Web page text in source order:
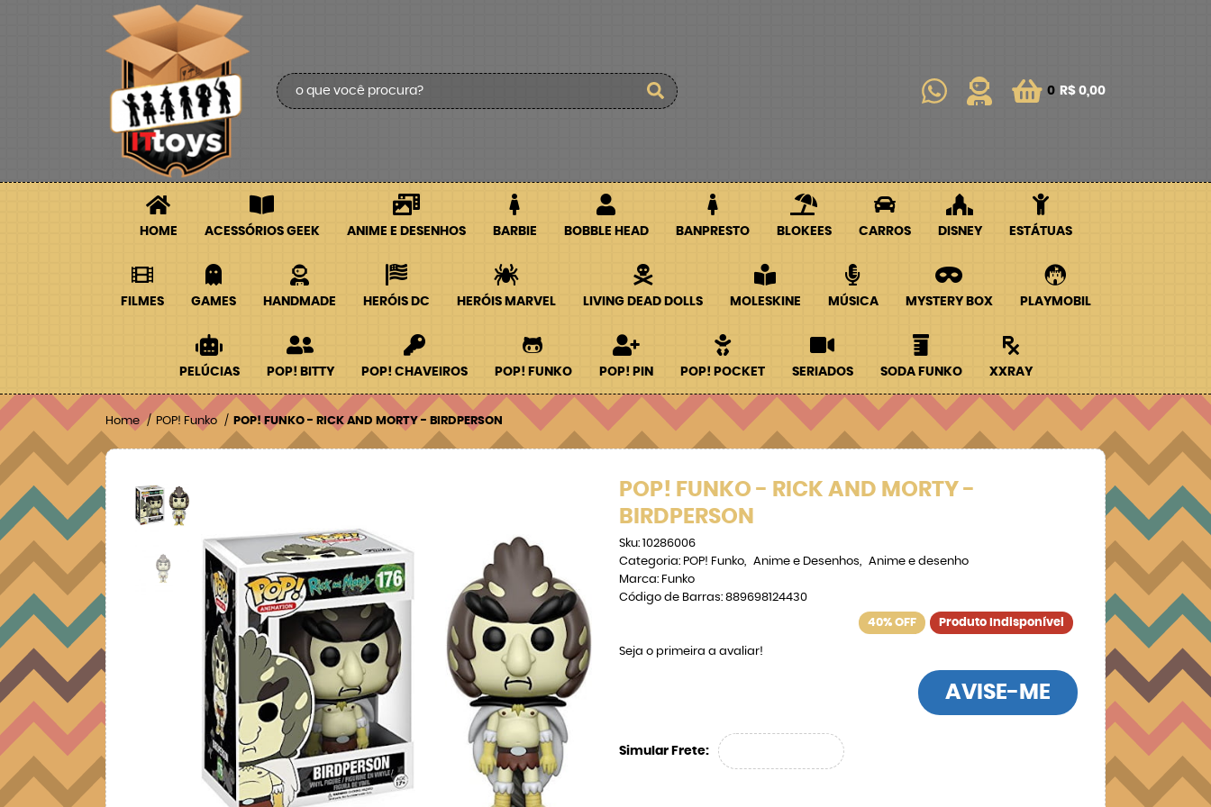
0 R$ 0,00
HOME ACESSÓRIOS GEEK ANIME E DESENHOS BARBIE BOBBLE HEAD BANPRESTO BLOKEES CARROS DISNEY ESTÁTUAS
FILMES GAMES HANDMADE HERÓIS DC HERÓIS MARVEL LIVING DEAD DOLLS MOLESKINE MÚSICA MYSTERY BOX PLAYMOBIL
PELÚCIAS POP! BITTY POP! CHAVEIROS POP! FUNKO POP! PIN POP! POCKET SERIADOS SODA FUNKO XXRAY
Home POP! Funko POP! FUNKO - RICK AND MORTY - BIRDPERSON
POP! FUNKO - RICK AND MORTY -
BIRDPERSON
Sku: 10286006
Categoria: POP! Funko Anime e Desenhos
Anime e desenho
Marca: Funko
Código de Barras: 889698124430
40% OFF Produto Indisponível
Seja o primeira a avaliar!
AVISE-ME
Simular Frete: